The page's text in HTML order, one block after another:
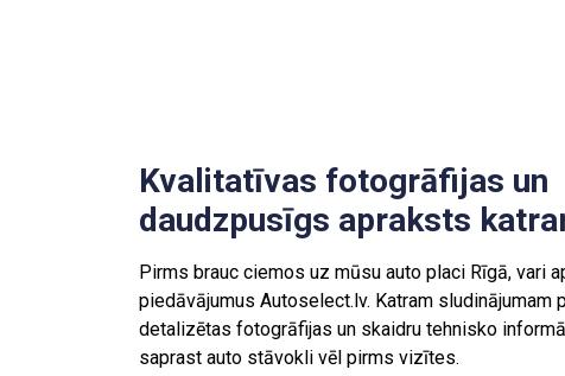
Kvalitatīvas fotogrāfijas un
daudzpusīgs apraksts
Pirms brauc ciemos uz mūsu auto placi Rīgā, vari
piedāvājumus Autoselect.lv. Katram sludinājumam
detalizētas fotogrāfijas un skaidru tehnisko
saprast auto stāvokli vēl pirms vizītes.